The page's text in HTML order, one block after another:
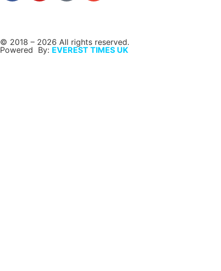
© 2018 – 2026 All rights reserved.
Powered By: EVEREST TIMES UK